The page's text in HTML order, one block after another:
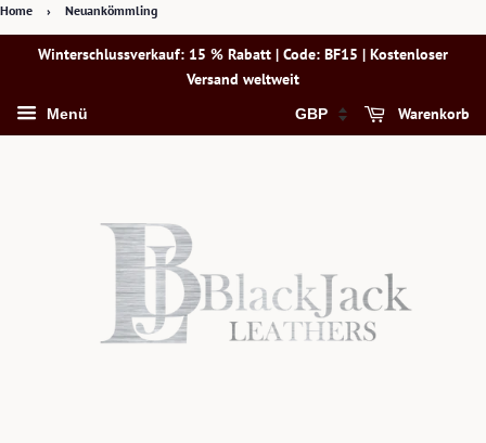
Home › Neuankömmling
Winterschlussverkauf: 15 % Rabatt | Code: BF15 | Kostenloser
Versand weltweit
Menü Warenkorb